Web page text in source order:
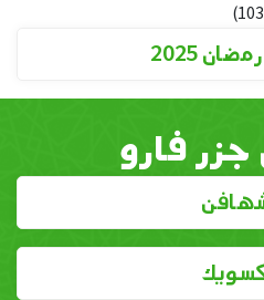
103)
2025
فارو